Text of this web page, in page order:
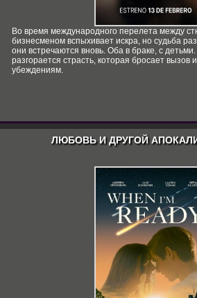
Во время международного перелета между
бизнесменом вспыхивает искра, но судьба
они встречаются вновь. Оба в браке, с
разгорается страсть, которая бросает
убеждениям.
ЛЮБОВЬ И ДРУГОЙ